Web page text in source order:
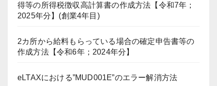
得等の所得税徴収高計算書の作成方法【令和7年；
2025年分】(創業4年目)
2カ所から給料もらっている場合の確定申告書等の
作成方法【令和6年；2024年分】
eLTAXにおける”MUD001E”のエラー解消方法